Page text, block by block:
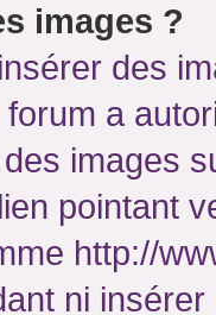
images ?
des
forum a
images
pointant
http://
ni